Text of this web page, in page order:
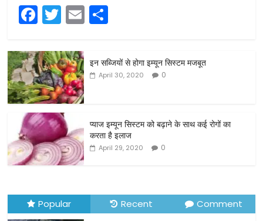
F
a
c
e
b
o
o
k
T
w
itt
er
E
m
ar
e
इन सब्जियों से होगा इम्यून सिस्टम मजबूत
April 30, 2020 0
प्याज इम्यून सिस्टम को बढ़ाने के साथ कई रोगों का
करता है इलाज
April 29, 2020 0
Popular Recent Comment